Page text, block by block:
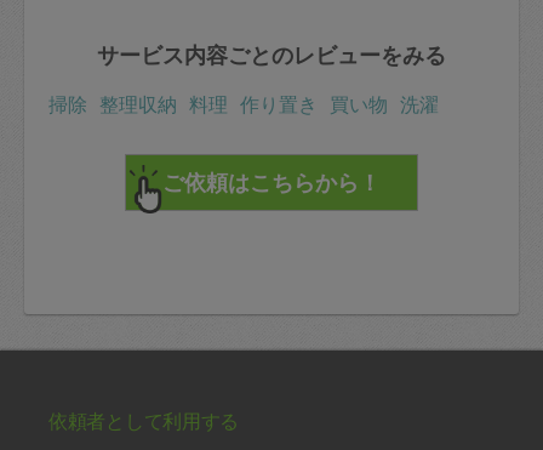
サービス内容ごとのレビューをみる
掃除 整理収納 料理 作り置き 買い物 洗濯
依頼者として利用する